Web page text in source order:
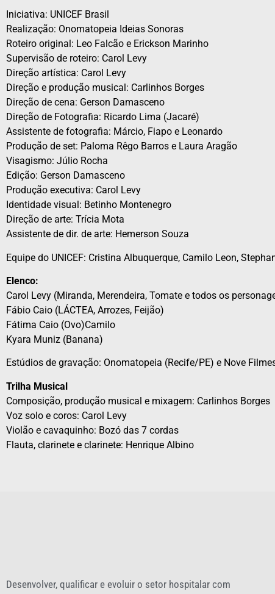
Iniciativa: UNICEF Brasil
Realização: Onomatopeia Ideias Sonoras
Roteiro original: Leo Falcão e Erickson Marinho
Supervisão de roteiro: Carol Levy
Direção artística: Carol Levy
Direção e produção musical: Carlinhos Borges
Direção de cena: Gerson Damasceno
Direção de Fotografia: Ricardo Lima (Jacaré)
Assistente de fotografia: Márcio, Fiapo e Leonardo
Produção de set: Paloma Rêgo Barros e Laura Aragão
Visagismo: Júlio Rocha
Edição: Gerson Damasceno
Produção executiva: Carol Levy
Identidade visual: Betinho Montenegro
Direção de arte: Trícia Mota
Assistente de dir. de arte: Hemerson Souza
Equipe do UNICEF: Cristina Albuquerque, Camilo Leon,
Elenco:
Carol Levy (Miranda, Merendeira, Tomate e todos os
Fábio Caio (LÁCTEA, Arrozes, Feijão)
Fátima Caio (Ovo)Camilo
Kyara Muniz (Banana)
Estúdios de gravação: Onomatopeia (Recife/PE) e Nove
Trilha Musical
Composição, produção musical e mixagem: Carlinhos Borges
Voz solo e coros: Carol Levy
Violão e cavaquinho: Bozó das 7 cordas
Flauta, clarinete e clarinete: Henrique Albino
Desenvolver, qualificar e evoluir o setor hospitalar com